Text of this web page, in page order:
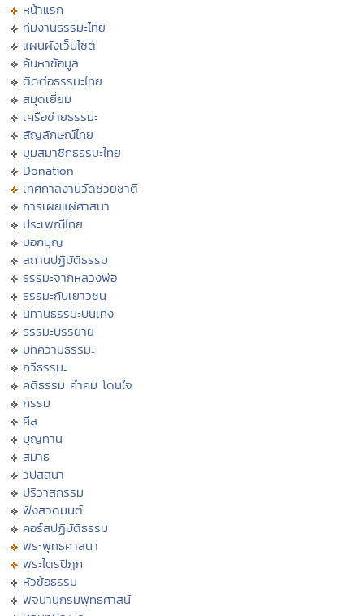
หน้าแรก
ทีมงานธรรมะไทย
แผนผังเว็บไซต์
ค้นหาข้อมูล
ติดต่อธรรมะไทย
สมุดเยี่ยม
เครือข่ายธรรมะ
สัญลักษณ์ไทย
มุมสมาชิกธรรมะไทย
Donation
เทศกาลงานวัดช่วยชาติ
การเผยแผ่ศาสนา
ประเพณีไทย
บอกบุญ
สถานปฏิบัติธรรม
ธรรมะจากหลวงพ่อ
ธรรมะกับเยาวชน
นิทานธรรมะบันเทิง
ธรรมะบรรยาย
บทความธรรมะ
กวีธรรมะ
คติธรรม คำคม โดนใจ
กรรม
ศีล
บุญทาน
สมาธิ
วิปัสสนา
ปริวาสกรรม
ฟังสวดมนต์
คอร์สปฏิบัติธรรม
พระพุทธศาสนา
พระไตรปิฏก
หัวข้อธรรม
พจนานุกรมพุทธศาสน์